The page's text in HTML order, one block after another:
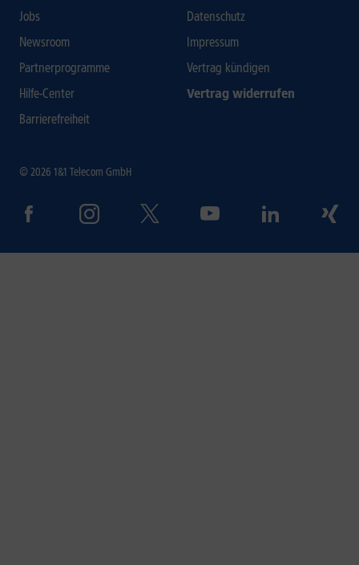
Jobs
Newsroom
Partnerprogramme
Hilfe-Center
Barrierefreiheit
Datenschutz
Impressum
Vertrag kündigen
Vertrag widerrufen
© 2026 1&1 Telecom GmbH